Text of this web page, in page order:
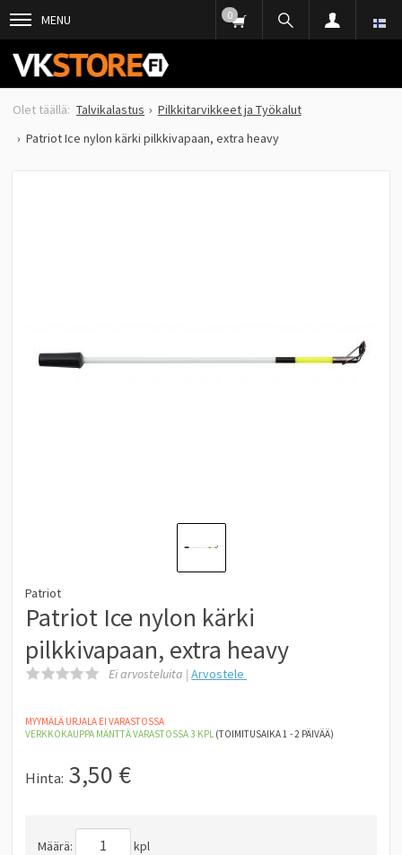
MENU 0
Talvikalastus
Pilkkitarvikkeet ja Työkalut
Patriot Ice nylon kärki pilkkivapaan, extra heavy
Patriot
Patriot Ice nylon kärki
pilkkivapaan, extra heavy
Ei arvosteluita |Arvostele
MYYMÄLÄ URJALA EI VARASTOSSA
VERKKOKAUPPA MÄNTTÄVARASTOSSA 3 KPL(TOIMITUSAIKA 1 - 2 PÄIVÄÄ)
Hinta: 3,50 €
Määrä: kpl